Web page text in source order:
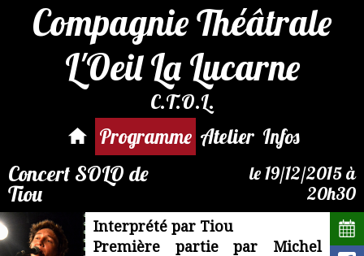
Compagnie Théâtrale
L'Oeil La Lucarne
C.T.O.L.
Programme Atelier Infos
Concert SOLO de
Tiou
le 19/12/2015 à
20h30
reservation@compagnie-
loeil.fr
Interprété par Tiou
Première partie par Michel